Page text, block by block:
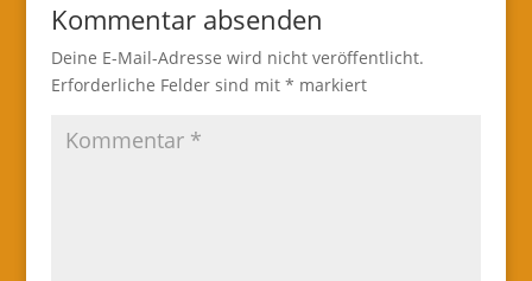
Kommentar absenden
Deine E-Mail-Adresse wird nicht veröffentlicht.
Erforderliche Felder sind mit * markiert